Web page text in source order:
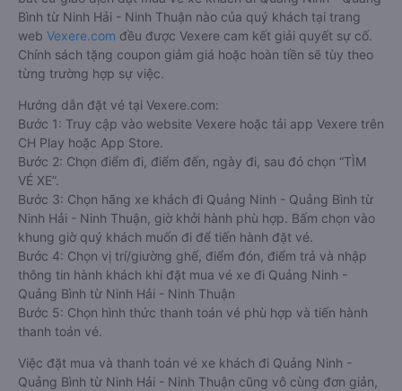
Bình từ Ninh Hải - Ninh Thuận nào của quý khách tại trang
web Vexere.com đều được Vexere cam kết giải quyết sự cố.
Chính sách tặng coupon giảm giá hoặc hoàn tiền sẽ tùy theo
từng trường hợp sự việc.
Hướng dẫn đặt vé tại Vexere.com:
Bước 1: Truy cập vào website Vexere hoặc tải app Vexere trên
CH Play hoặc App Store.
Bước 2: Chọn điểm đi, điểm đến, ngày đi, sau đó chọn “TÌM
VÉ XE”.
Bước 3: Chọn hãng xe khách đi Quảng Ninh - Quảng Bình từ
Ninh Hải - Ninh Thuận, giờ khởi hành phù hợp. Bấm chọn vào
khung giờ quý khách muốn đi để tiến hành đặt vé.
Bước 4: Chọn vị trí/giường ghế, điểm đón, điểm trả và nhập
thông tin hành khách khi đặt mua vé xe đi Quảng Ninh -
Quảng Bình từ Ninh Hải - Ninh Thuận
Bước 5: Chọn hình thức thanh toán vé phù hợp và tiến hành
thanh toán vé.
Việc đặt mua và thanh toán vé xe khách đi Quảng Ninh -
Quảng Bình từ Ninh Hải - Ninh Thuận cũng vô cùng đơn giản,